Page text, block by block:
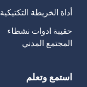
أداة الخريطة التكتيكية
حقيبة ادوات نشطاء
المجتمع المدني
استمع وتعلم